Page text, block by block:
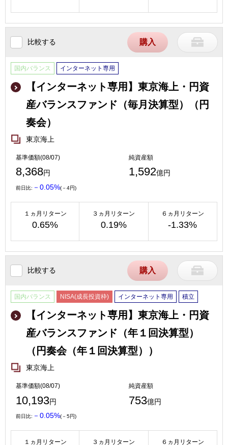
比較する 購入
国内バランス インターネット専用
【インターネット専用】東京海上・円資
産バランスファンド（毎月決算型）（円
奏会）
東京海上
基準価額(08/07)
8,368円
純資産額
1,592億円
前日比: －0.05%(－4円)
１ヵ月リターン
0.65%
３ヵ月リターン
0.19%
６ヵ月リターン
-1.33%
比較する 購入
国内バランス NISA(成長投資枠) インターネット専用 積立
【インターネット専用】東京海上・円資
産バランスファンド（年１回決算型）
（円奏会（年１回決算型））
東京海上
基準価額(08/07)
10,193円
純資産額
753億円
前日比: －0.05%(－5円)
１ヵ月リターン ３ヵ月リターン ６ヵ月リターン